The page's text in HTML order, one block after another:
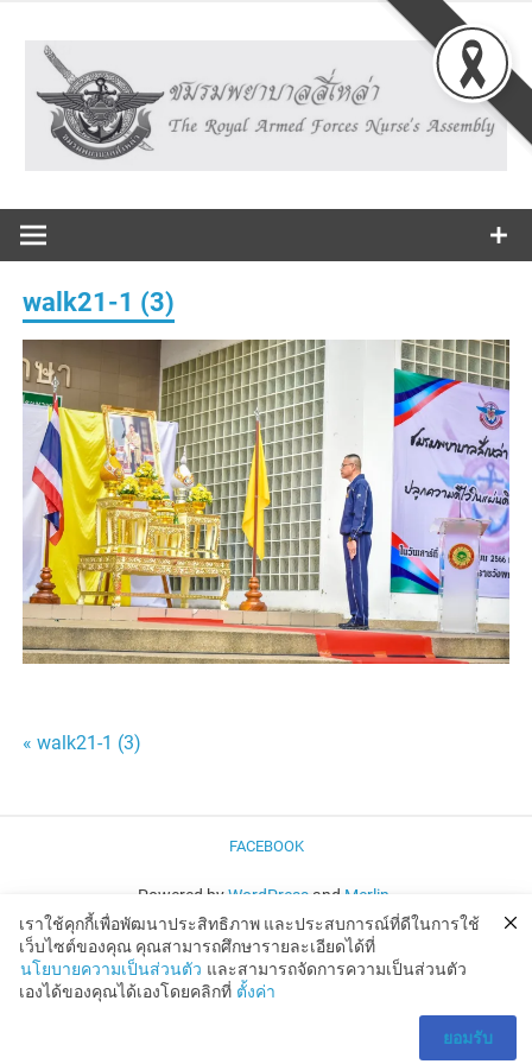
content
ชมรม
พยาบาลสี่
เหล่า
walk21-1 (3)
แนะแนว
« walk21-1 (3)
FACEBOOK
Powered byWordPress and Merlin
เราใช้คุกกี้เพื่อพัฒนาประสิทธิภาพ และประสบการณ์ที่ดีในการใช้
เว็บไซต์ของคุณ คุณสามารถศึกษารายละเอียดได้ที่
นโยบายความเป็นส่วนตัว และสามารถจัดการความเป็นส่วนตัว
เองได้ของคุณได้เองโดยคลิกที่ ตั้งค่า
ยอมรับ